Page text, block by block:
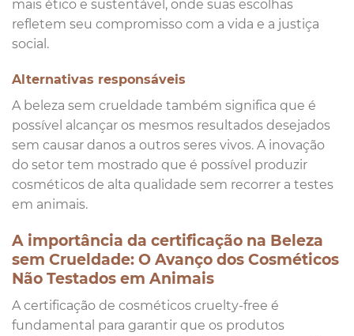
mais ético e sustentável, onde suas escolhas
refletem seu compromisso com a vida e a justiça
social.
Alternativas responsáveis
A beleza sem crueldade também significa que é
possível alcançar os mesmos resultados desejados
sem causar danos a outros seres vivos. A inovação
do setor tem mostrado que é possível produzir
cosméticos de alta qualidade sem recorrer a testes
em animais.
A importância da certificação na Beleza
sem Crueldade: O Avanço dos Cosméticos
Não Testados em Animais
A certificação de cosméticos cruelty-free é
fundamental para garantir que os produtos